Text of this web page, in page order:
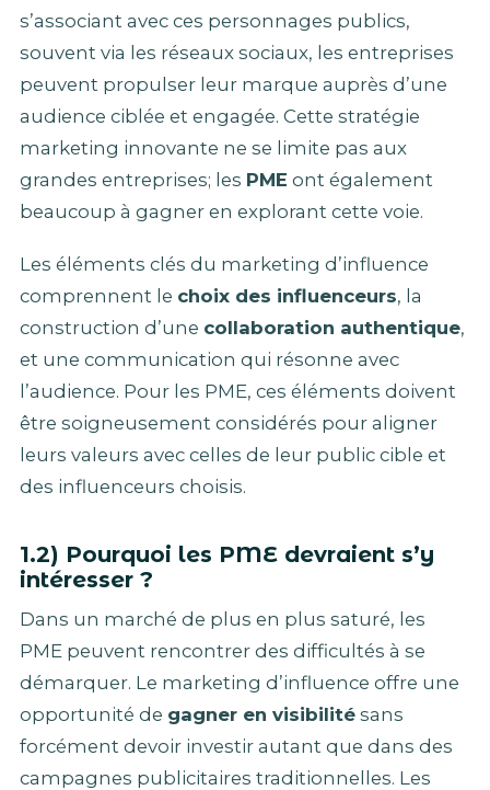
s’associant avec ces personnages publics,
souvent via les réseaux sociaux, les entreprises
peuvent propulser leur marque auprès d’une
audience ciblée et engagée. Cette stratégie
marketing innovante ne se limite pas aux
grandes entreprises; les PME ont également
beaucoup à gagner en explorant cette voie.
Les éléments clés du marketing d’influence
comprennent le choix des influenceurs, la
construction d’une collaboration authentique,
et une communication qui résonne avec
l’audience. Pour les PME, ces éléments doivent
être soigneusement considérés pour aligner
leurs valeurs avec celles de leur public cible et
des influenceurs choisis.
1.2) Pourquoi les PME devraient s’y
intéresser ?
Dans un marché de plus en plus saturé, les
PME peuvent rencontrer des difficultés à se
démarquer. Le marketing d’influence offre une
opportunité de gagner en visibilité sans
forcément devoir investir autant que dans des
campagnes publicitaires traditionnelles. Les